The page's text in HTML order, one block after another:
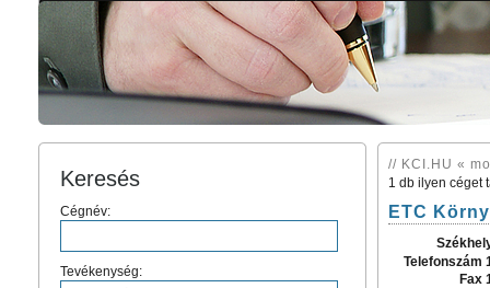
Keresés
Cégnév:
Tevékenység:
// KCI.HU «
1 db ilyen céget
ETC
Telefonszám
Fax